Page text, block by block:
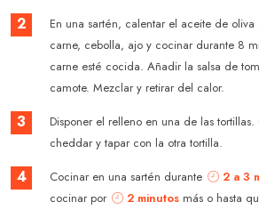
2
En una sartén, calentar el aceite de
carne, cebolla, ajo y cocinar durante 8
carne esté cocida. Añadir la salsa de
camote. Mezclar y retirar del calor.
3
Disponer el relleno en una de las
cheddar y tapar con la otra tortilla.
4 Cocinar en una sartén durante 2 a 3
cocinar por
2 minutosmás o hasta